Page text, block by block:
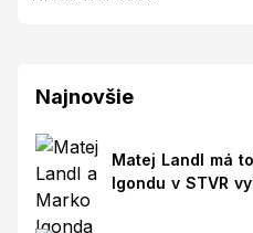
Najnovšie
Matej Landl má
Igondu v STVR